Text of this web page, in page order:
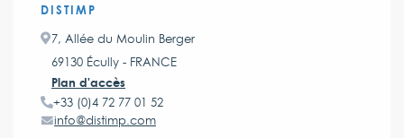
DISTIMP
7, Allée du Moulin Berger
69130 Écully - FRANCE
Plan d'accès
+33 (0)4 72 77 01 52
info@distimp.com